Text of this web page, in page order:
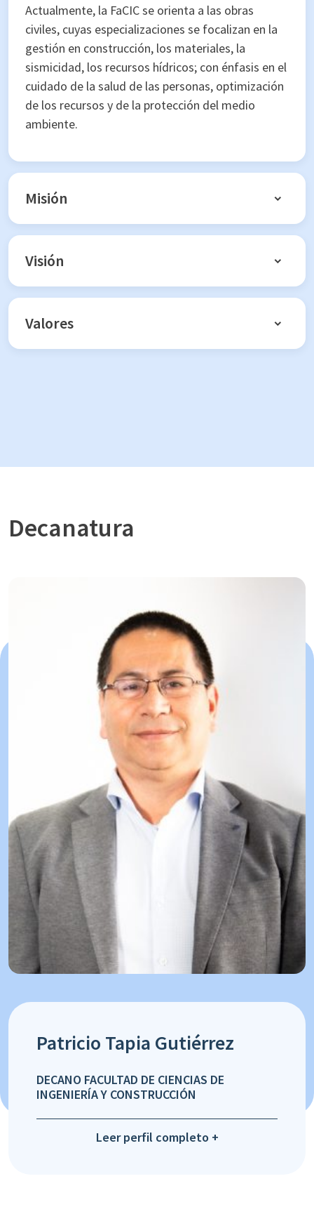
Actualmente, la FaCIC se orienta a las obras
civiles, cuyas especializaciones se focalizan en la
gestión en construcción, los materiales, la
sismicidad, los recursos hídricos; con énfasis en el
cuidado de la salud de las personas, optimización
de los recursos y de la protección del medio
ambiente.
Misión
Visión
Valores
Decanatura
Patricio Tapia Gutiérrez
DECANO FACULTAD DE CIENCIAS DE
INGENIERÍA Y CONSTRUCCIÓN
Leer perfil completo +